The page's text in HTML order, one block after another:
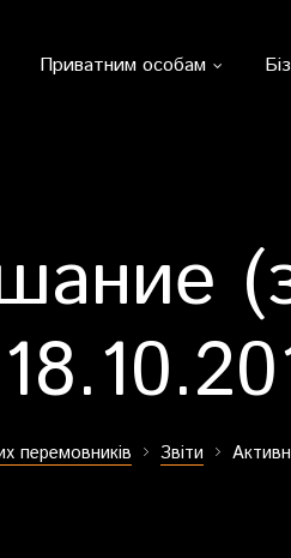
Приватним особам
перемовників Звіти